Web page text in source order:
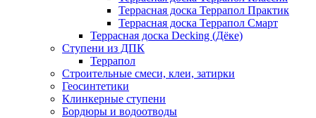
Террасная доска Террапол Практик
Террасная доска Террапол Смарт
Террасная доска Decking (Дёке)
Ступени из ДПК
Террапол
Строительные смеси, клеи, затирки
Геосинтетики
Клинкерные ступени
Бордюры и водоотводы